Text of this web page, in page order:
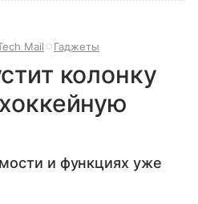
Mail Гаджеты
колонку
и функциях уже